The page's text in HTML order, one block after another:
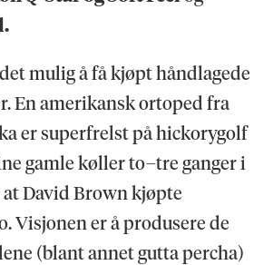
mulig å få kjøpt håndlagede
En amerikansk ortoped fra
er superfrelst på hickorygolf
gamle køller to–tre ganger i
at David Brown kjøpte
Visjonen er å produsere de
(blant annet gutta percha)